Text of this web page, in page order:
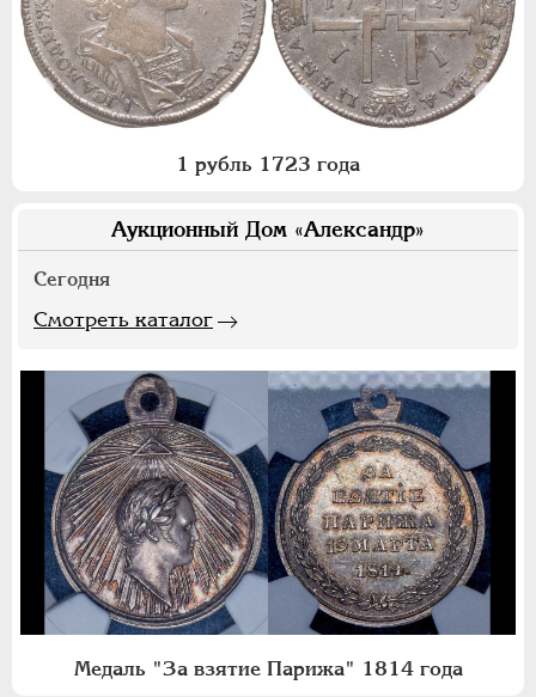
1 рубль 1723 года
Аукционный Дом «Александр»
Сегодня
Смотреть каталог
Медаль "За взятие Парижа" 1814 года